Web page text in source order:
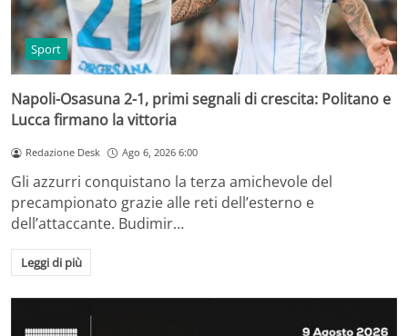
Sport
Napoli-Osasuna 2-1, primi segnali di crescita: Politano e
Lucca firmano la vittoria
Redazione Desk Ago 6, 2026 6:00
Gli azzurri conquistano la terza amichevole del
precampionato grazie alle reti dell’esterno e
dell’attaccante. Budimir…
Leggi di più